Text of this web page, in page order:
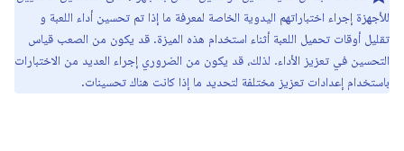
للأجهزة إجراء اختباراتهم اليدوية الخاصة لمعرفة ما إذا تم تحسين أداء اللعبة و
تقليل أوقات تحميل اللعبة أثناء استخدام هذه الميزة. قد يكون من الصعب قياس
التحسين في تعزيز الأداء. لذلك، قد يكون من الضروري إجراء العديد من الاختبارات
باستخدام إعدادات تعزيز مختلفة لتحديد ما إذا كانت هناك تحسينات.